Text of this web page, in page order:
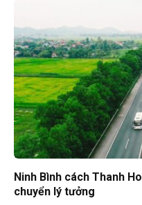
Ninh Bình cách Thanh
chuyển lý tưởng